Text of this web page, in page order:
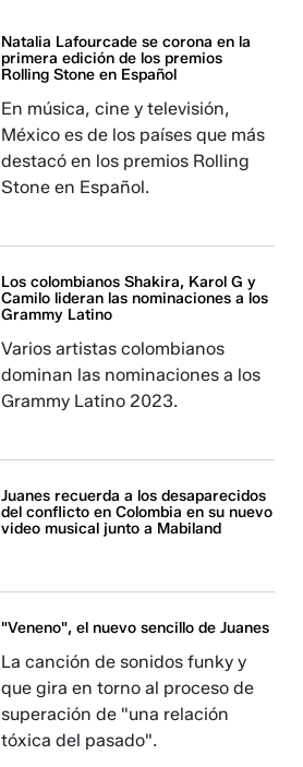
Natalia Lafourcade se corona en la
primera edición de los premios
Rolling Stone en Español
En música, cine y televisión,
México es de los países que más
destacó en los premios Rolling
Stone en Español.
Los colombianos Shakira, Karol G y
Camilo lideran las nominaciones a los
Grammy Latino
Varios artistas colombianos
dominan las nominaciones a los
Grammy Latino 2023.
Juanes recuerda a los desaparecidos
del conflicto en Colombia en su nuevo
video musical junto a Mabiland
"Veneno", el nuevo sencillo de Juanes
La canción de sonidos funky y
que gira en torno al proceso de
superación de "una relación
tóxica del pasado".